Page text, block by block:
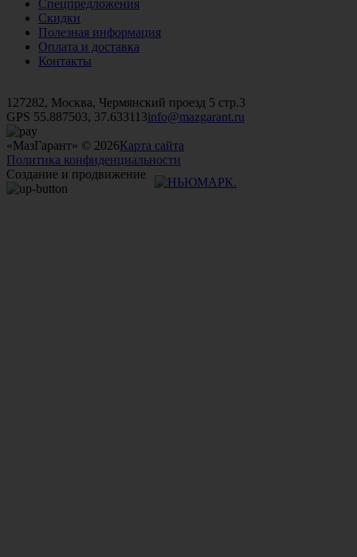
Спецпредложения
Скидки
Полезная информация
Оплата и доставка
Контакты
127282, Москва, Чермянский проезд 5 стр.3
GPS 55.887503, 37.633113info@mazgarant.ru
«МазГарант» © 2026Карта сайта
Политика конфиденциальности
Создание и продвижение